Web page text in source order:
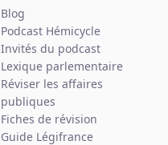
Blog
Podcast Hémicycle
Invités du podcast
Lexique parlementaire
Réviser les affaires
publiques
Fiches de révision
Guide Légifrance